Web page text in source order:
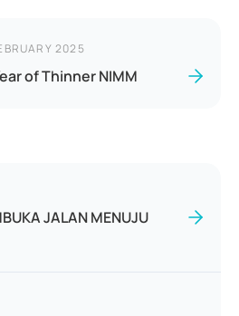
2025
of Thinner NIMM
JALAN MENUJU